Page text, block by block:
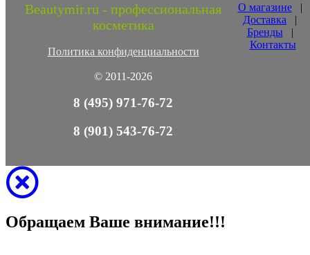
Beautymir.ru - профессиональная
косметика
Политика конфиденциальности
© 2011-2026
О магазине|
Доставка |
Бренды |
Контакты
8 (495) 971-76-72
8 (901) 543-76-72
Обращаем Ваше внимание!!!